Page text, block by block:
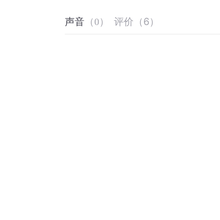
声音 （0） 评价 （6）